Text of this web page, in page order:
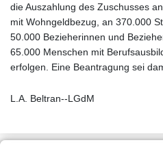
die Auszahlung des Zuschusses
mit Wohngeldbezug, an 370.000
50.000 Bezieherinnen und
65.000 Menschen mit
erfolgen. Eine Beantragung sei
L.A. Beltran--LGdM